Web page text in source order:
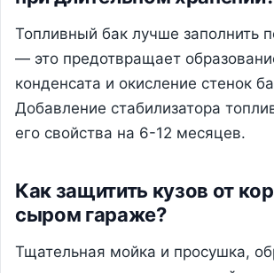
Топливный бак лучше заполнить
— это предотвращает
конденсата и окисление стенок
Добавление стабилизатора
его свойства на 6-12 месяцев.
Как защитить кузов от
сыром гараже?
Тщательная мойка и просушка,